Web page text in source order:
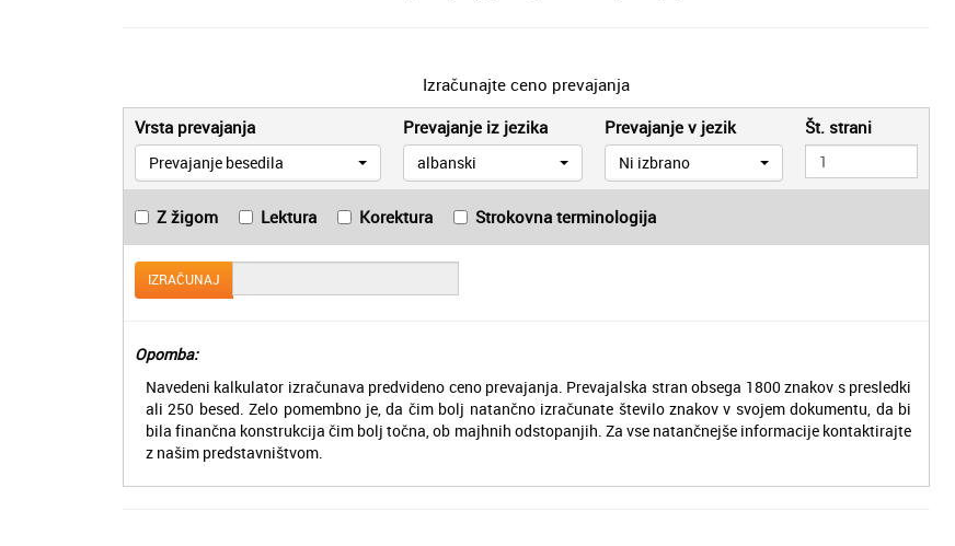
Izračunajte ceno prevajanja
Vrsta prevajanja
Prevajanje besedila
Prevajanje iz jezika
albanski
Prevajanje v jezik
Ni izbrano
Št. strani
Z žigom Lektura Korektura Strokovna terminologija
IZRAČUNAJ
Opomba:
Navedeni kalkulator izračunava predvideno ceno prevajanja. Prevajalska stran obsega 1800 znakov s presledki
ali 250 besed. Zelo pomembno je, da čim bolj natančno izračunate število znakov v svojem dokumentu, da bi
bila finančna konstrukcija čim bolj točna, ob majhnih odstopanjih. Za vse natančnejše informacije kontaktirajte
z našim predstavništvom.